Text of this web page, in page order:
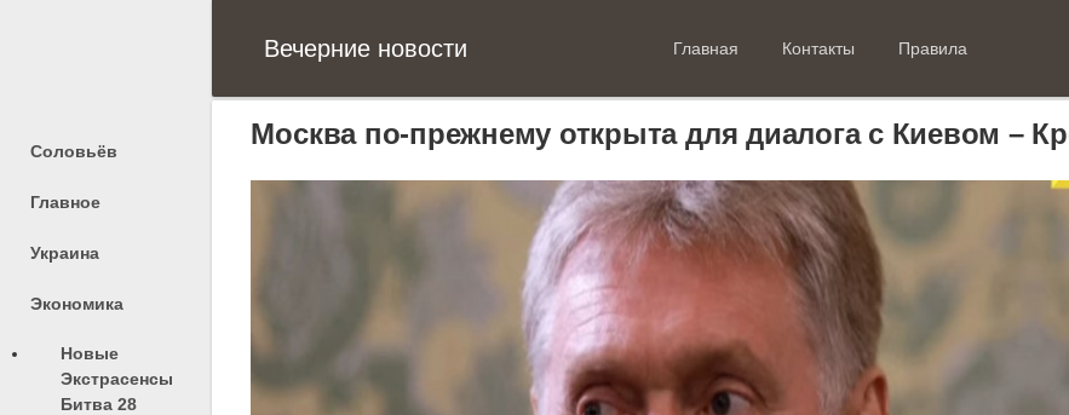
Вечерние новости Главная Контакты Правила
Соловьёв
Главное
Украина
Экономика
Новые
Экстрасенсы
Битва 28
Москва по-прежнему открыта для диалога с Киевом –